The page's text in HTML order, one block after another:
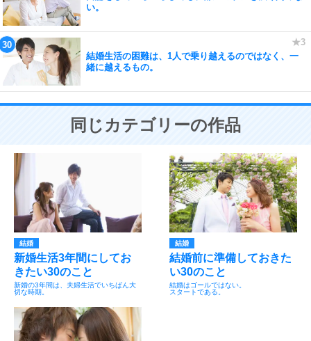
い。
結婚生活の困難は、1人で乗り越えるのではなく、一
緒に越えるもの。
同じカテゴリーの作品
結婚
新婚生活3年間にしてお
きたい30のこと
新婚の3年間は、夫婦生活でいちばん大
切な時期。
結婚
結婚前に準備しておきた
い30のこと
結婚はゴールではない。
スタートである。